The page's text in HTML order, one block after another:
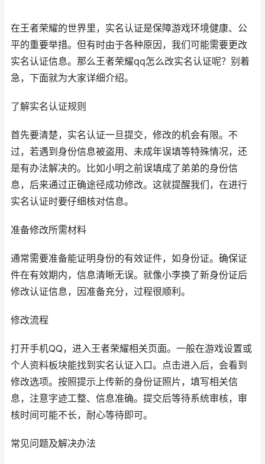
在王者荣耀的世界里，实名认证是保障游戏环境健康、公
平的重要举措。但有时由于各种原因，我们可能需要更改
实名认证信息。那么王者荣耀qq怎么改实名认证呢？别着
急，下面就为大家详细介绍。
了解实名认证规则
首先要清楚，实名认证一旦提交，修改的机会有限。不
过，若遇到身份信息被盗用、未成年误填等特殊情况，还
是有办法解决的。比如小明之前误填成了弟弟的身份信
息，后来通过正确途径成功修改。这就提醒我们，在进行
实名认证时要仔细核对信息。
准备修改所需材料
通常需要准备能证明身份的有效证件，如身份证。确保证
件在有效期内，信息清晰无误。就像小李换了新身份证后
修改认证信息，因准备充分，过程很顺利。
修改流程
打开手机QQ，进入王者荣耀相关页面。一般在游戏设置或
个人资料板块能找到实名认证入口。点击进入后，会看到
修改选项。按照提示上传新的身份证照片，填写相关信
息，注意字迹工整、信息准确。提交后等待系统审核，审
核时间可能不长，耐心等待即可。
常见问题及解决办法